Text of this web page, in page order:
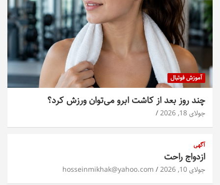
آموزش فوتبال
چند روز بعد از کاشت ابرو می‌توان ورزش کرد؟
جولای 18, 2026
آگهی
ازدواج راحت
جولای 10, 2026 hosseinmikhak@yahoo.com